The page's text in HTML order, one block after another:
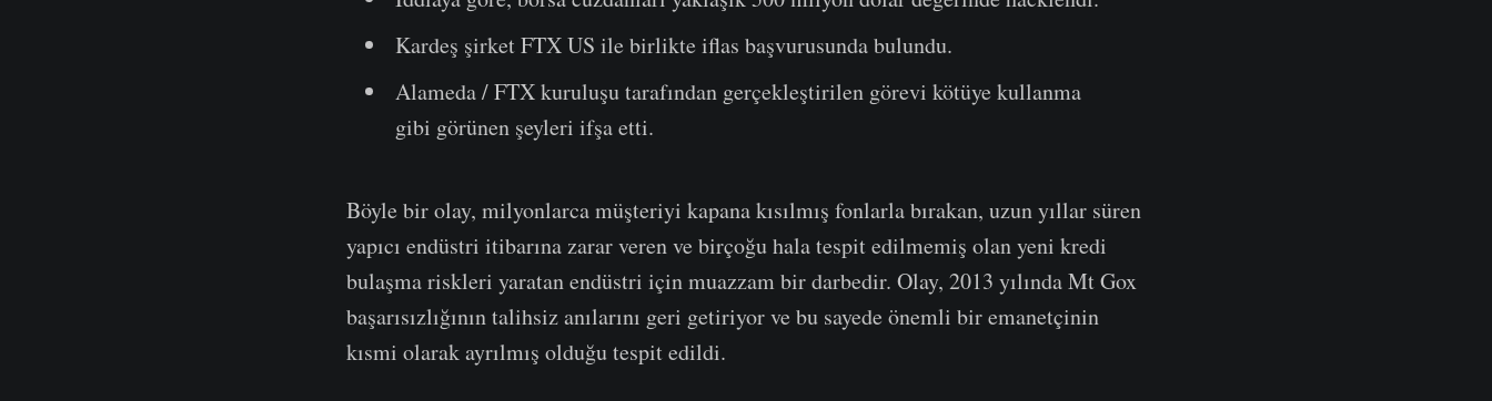
Kardeş şirket FTX US ile birlikte iflas başvurusunda bulundu.
Alameda / FTX kuruluşu tarafından gerçekleştirilen görevi kötüye kullanma
gibi görünen şeyleri ifşa etti.
Böyle bir olay, milyonlarca müşteriyi kapana kısılmış fonlarla bırakan, uzun yıllar süren
yapıcı endüstri itibarına zarar veren ve birçoğu hala tespit edilmemiş olan yeni kredi
bulaşma riskleri yaratan endüstri için muazzam bir darbedir. Olay, 2013 yılında Mt Gox
başarısızlığının talihsiz anılarını geri getiriyor ve bu sayede önemli bir emanetçinin
kısmi olarak ayrılmış olduğu tespit edildi.